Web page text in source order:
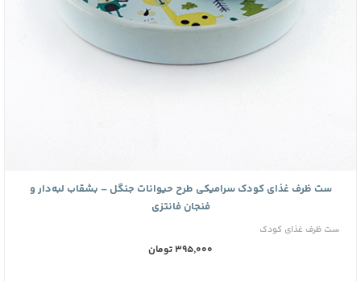
ست ظرف غذای کودک سرامیکی طرح حیوانات جنگل – بشقاب لبه‌دار و
فنجان فانتزی
ست ظرف غذای کودک
395,000 تومان